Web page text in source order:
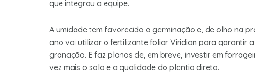
que integrou a equipe.
A umidade tem favorecido a germinação e, de olho na
ano vai utilizar o fertilizante foliar Viridian para garantir
granação. E faz planos de, em breve, investir em
vez mais o solo e a qualidade do plantio direto.